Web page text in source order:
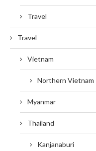
Travel
Travel
Vietnam
Northern Vietnam
Myanmar
Thailand
Kanjanaburi